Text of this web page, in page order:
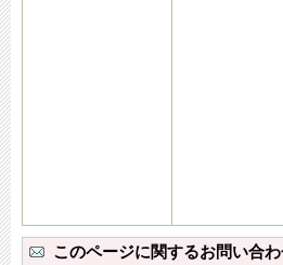
このページに関するお問い合